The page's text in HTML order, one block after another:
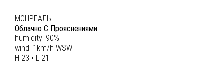
МОНРЕАЛЬ
Облачно С Прояснениями
humidity: 90%
wind: 1km/h WSW
H 23 • L 21